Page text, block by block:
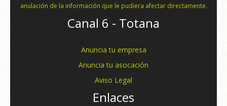
anulación de la información que le pudiera afectar directamente.
Canal 6 - Totana
Anuncia tu empresa
Anuncia tu asocación
Aviso Legal
Enlaces